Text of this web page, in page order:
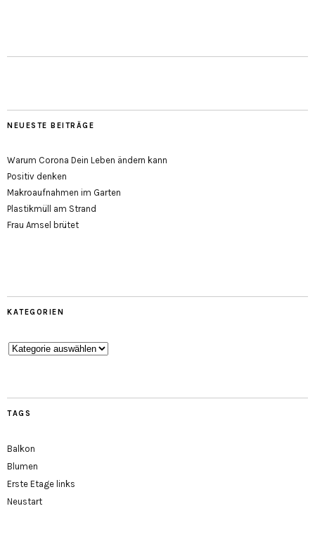
NEUESTE BEITRÄGE
Warum Corona Dein Leben ändern kann
Positiv denken
Makroaufnahmen im Garten
Plastikmüll am Strand
Frau Amsel brütet
KATEGORIEN
Kategorien
TAGS
Balkon
Blumen
Erste Etage links
Neustart